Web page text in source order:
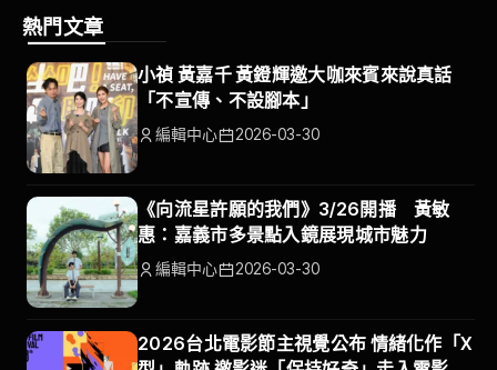
熱門文章
小禎 黃嘉千 黃鐙輝邀大咖來賓來說真話
「不宣傳、不設腳本」
編輯中心 2026-03-30
《向流星許願的我們》3/26開播 黃敏
惠：嘉義市多景點入鏡展現城市魅力
編輯中心 2026-03-30
2026台北電影節主視覺公布 情緒化作「X